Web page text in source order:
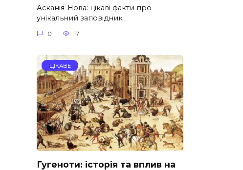
Асканія-Нова: цікаві факти про
унікальний заповідник
0 17
ЦІКАВЕ
Гугеноти: історія та вплив на